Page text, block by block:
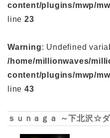
content/plugins/mwp/
line 23
Warning: Undefined
/home/millionwaves/
content/plugins/mwp/
line 43
ｓｕｎａｇａ ～下北沢☆